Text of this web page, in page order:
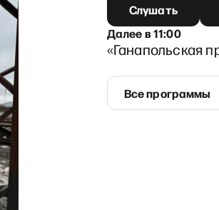
Слушать
Далеев11:00
«Ганапольская
Все программы